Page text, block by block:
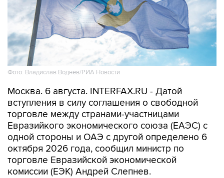
Фото: Владислав Воднев/РИА Новости
Москва. 6 августа. INTERFAX.RU - Датой
вступления в силу соглашения о свободной
торговле между странами-участницами
Евразийкого экономического союза (ЕАЭС) с
одной стороны и ОАЭ с другой определено 6
октября 2026 года, сообщил министр по
торговле Евразийской экономической
комиссии (ЕЭК) Андрей Слепнев.